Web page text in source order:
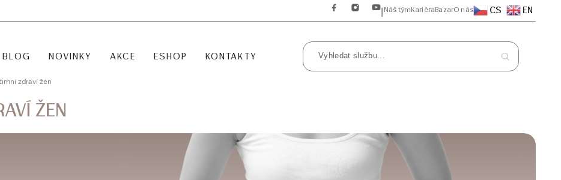
CS EN
O nás
Bazar
Kariéra
Náš tým
BLOG NOVINKY AKCE ESHOP KONTAKTY
zdraví žen
ŽEN